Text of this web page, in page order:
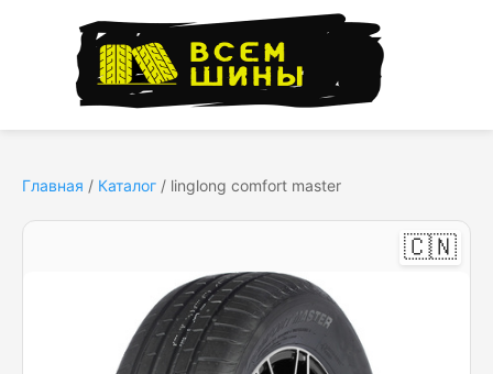
Главная / Каталог / linglong comfort master
🇨🇳